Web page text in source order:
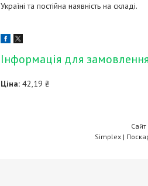
Україні та постійна наявність на складі.
Інформація для замовлення
Ціна: 42,19 ₴
Simplex |